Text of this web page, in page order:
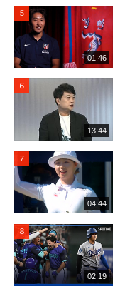
01:46
13:44
04:44
02:19